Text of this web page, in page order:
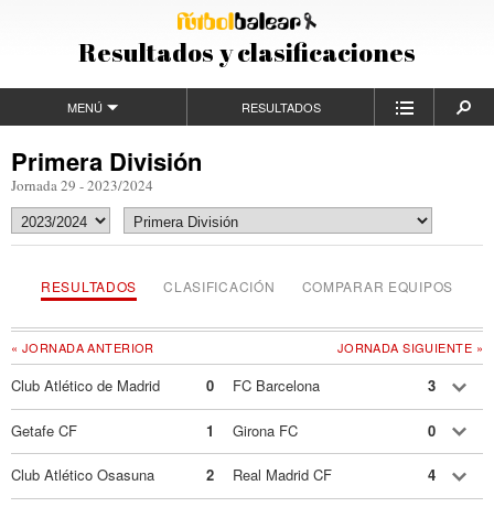
Resultados y clasificaciones
MENÚ RESULTADOS
Primera División
Jornada 29 - 2023/2024
RESULTADOS CLASIFICACIÓN COMPARAR EQUIPOS
JORNADA SIGUIENTE »
« JORNADA ANTERIOR
Club Atlético de Madrid 0 FC Barcelona 3
Getafe CF 1 Girona FC 0
Club Atlético Osasuna 2 Real Madrid CF 4